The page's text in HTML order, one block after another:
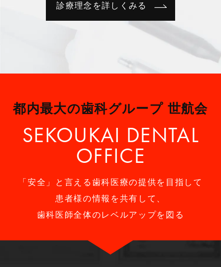
診療理念を詳しくみる
都内最大の歯科グループ 世航会
SEKOUKAI DENTAL
OFFICE
「安全」と言える歯科医療の提供を目指して
患者様の情報を共有して、
歯科医師全体のレベルアップを図る